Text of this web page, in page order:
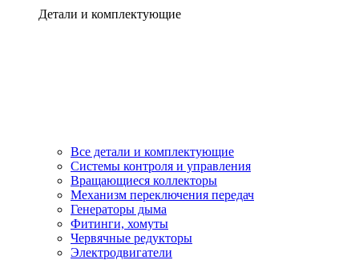
Детали и комплектующие
Все детали и комплектующие
Системы контроля и управления
Вращающиеся коллекторы
Механизм переключения передач
Генераторы дыма
Фитинги, хомуты
Червячные редукторы
Электродвигатели